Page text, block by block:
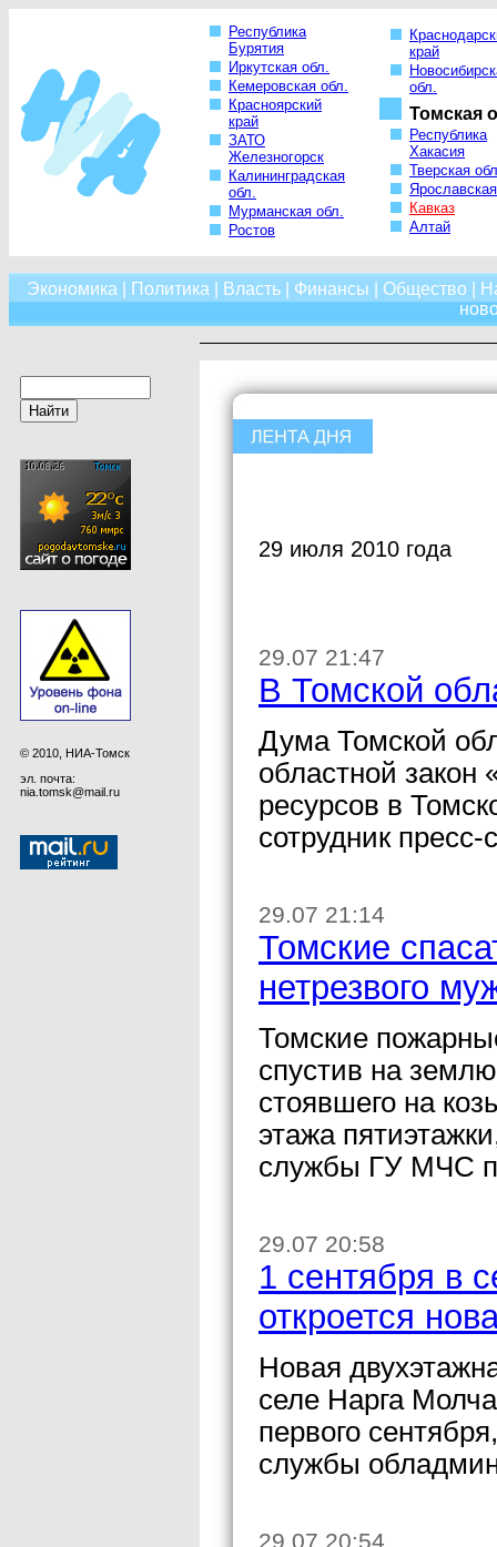
Республика
Бурятия
Иркутская обл.
Кемеровская обл.
Красноярский
край
ЗАТО
Железногорск
Калининградская
обл.
Мурманская обл.
Ростов
край
обл.
Томская
Республика
Хакасия
Тверская
Кавказ
Алтай
Экономика Политика Власть| Финансы Общество
© 2010, НИА-Томск
эл. почта:
nia.tomsk@mail.ru
29 июля 2010 года
29.07 21:47
В Томской
Дума Томской
областной закон
ресурсов в
сотрудник
29.07 21:14
Томские
нетрезвого
Томские
спустив на
стоявшего на
этажа
службы ГУ МЧС
29.07 20:58
1 сентября в
откроется
Новая
селе Нарга
первого
службы
29.07 20:54